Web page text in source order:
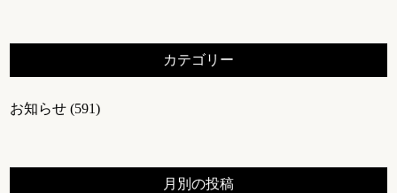
カテゴリー
お知らせ (591)
月別の投稿